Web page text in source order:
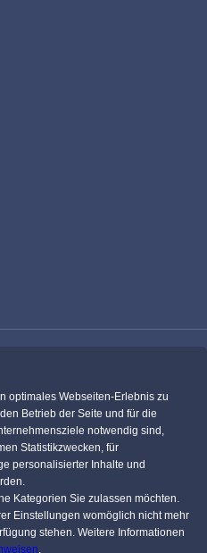
Bauen.de
Bungalow.de
optimales Webseiten-Erlebnis zu
Betrieb der Seite und für die
notwendig sind,
Statistikzwecken, für
personalisierter Inhalte und
Kategorien Sie zulassen möchten.
Einstellungen womöglich nicht mehr
stehen. Weitere Informationen
.